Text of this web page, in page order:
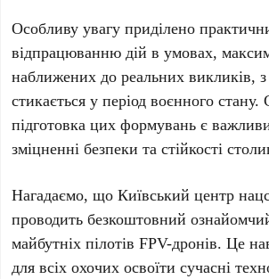
Особливу увагу приділено
відпрацюванню дій в умовах,
наближених до реальних викликів,
стикається у період воєнного
підготовка цих формувань є
зміцненні безпеки та стійкості
Нагадаємо, щоКиївський центр
проводить безкоштовний
майбутніх пілотів FPV-дронів. Це
для всіх охочих освоїти сучасні